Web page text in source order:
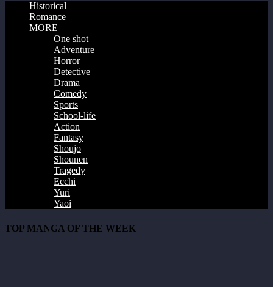
Historical
Romance
MORE
One shot
Adventure
Horror
Detective
Drama
Comedy
Sports
School-life
Action
Fantasy
Shoujo
Shounen
Tragedy
Ecchi
Yuri
Yaoi
TOP MANGA OF THE WEEK